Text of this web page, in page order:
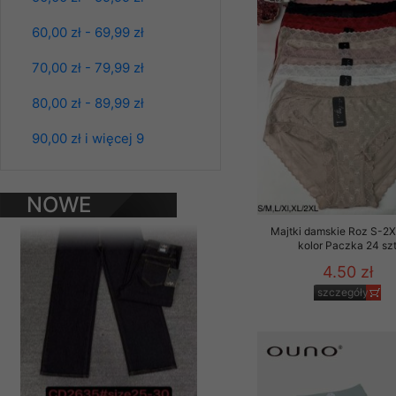
60,00 zł - 69,99 zł
70,00 zł - 79,99 zł
80,00 zł - 89,99 zł
90,00 zł i więcej 9
NOWE
PRODUKTY
Spodnie damskie
jeansy Roz 25-30, 1
szczegóły
Majtki damskie Roz S-
kolor Paczka 24 szt
4.50 zł
szczegóły
Klientów zezwolenia
ochronie danych
serwerach
pracownicy Sklepu.
Każdy Klient, który
ich weryfikacji,
Sklep nie
chyba że dzieje się
prawa organów
Nasz Sklep
przez nasz serwer i
jego indywidualnych
opcję przyjmowania
może wpłynąć na
• sesji
• ostatnio